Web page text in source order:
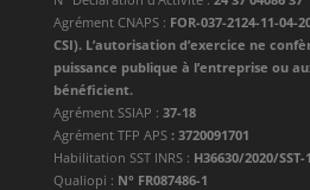
Agrément CNAPS : FOR-037-2124-11-04-
CSI). L’autorisation d’exercice ne
puissance publique à l’entreprise ou
bénéficient.
Agrément SSIAP : 37-18
Agrément TFP APS: 3720091701
Habilitation SST INRS : H36630/2020/
Qualiopi : N° FR087486-1